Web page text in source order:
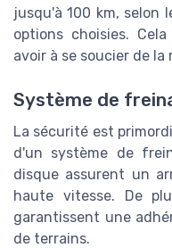
jusqu'à 100 km, selon
options choisies.
avoir à se soucier de
Système de
La sécurité est
d'un système de
disque assurent un
haute vitesse. De
garantissent une
de terrains.